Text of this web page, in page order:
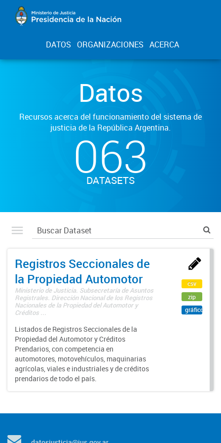
DATOS ORGANIZACIONES ACERCA
Datos
Recursos acerca del funcionamiento del sistema de
justicia de la República Argentina.
063
DATASETS
Registros Seccionales de
la Propiedad Automotor
Ministerio de Justicia. Subsecretaría de Asuntos
Registrales. Dirección Nacional de los Registros
Nacionales de la Propiedad del Automotor y
Créditos ...
Listados de Registros Seccionales de la
Propiedad del Automotor y Créditos
Prendarios, con competencia en
automotores, motovehículos, maquinarias
agrícolas, viales e industriales y de créditos
prendarios de todo el país.
csv
zip
gráfico